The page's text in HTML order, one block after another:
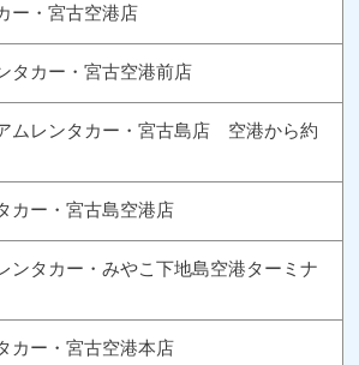
ー・宮古空港店
タカー・宮古空港前店
ムレンタカー・宮古島店 空港から約
カー・宮古島空港店
ンタカー・みやこ下地島空港ターミナ
カー・宮古空港本店